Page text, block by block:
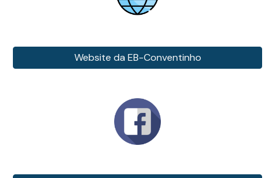
Website da EB-Conventinho